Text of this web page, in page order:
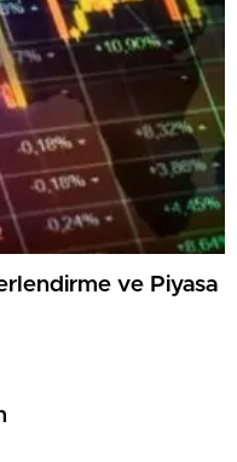
ve Piyasa